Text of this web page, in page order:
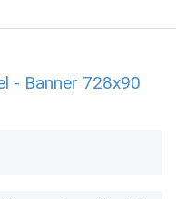
- Banner 728x90